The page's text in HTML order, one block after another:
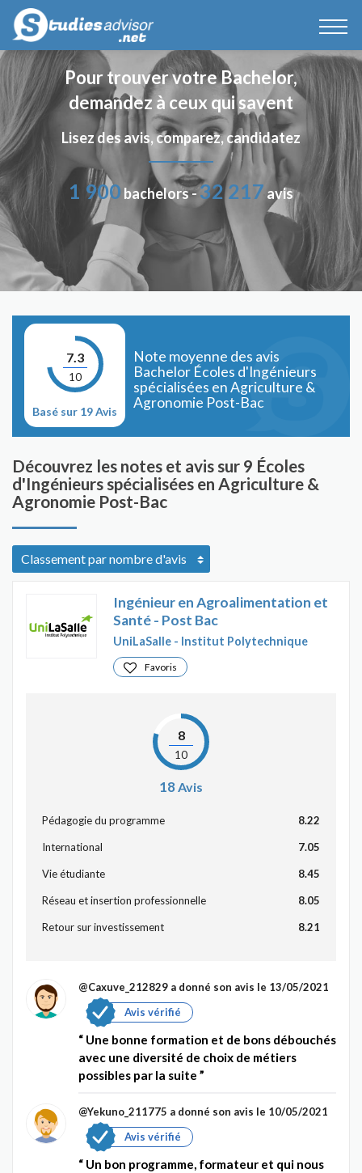
Pour trouver votre Bachelor,
demandez à ceux qui savent
Lisez des avis, comparez, candidatez
1 900 bachelors -32 217 avis
7.3
10
Basé sur 19 Avis
Note moyenne des avis
Bachelor Écoles d'Ingénieurs
spécialisées en Agriculture &
Agronomie Post-Bac
Découvrez les notes et avis sur 9 Écoles
d'Ingénieurs spécialisées en Agriculture &
Agronomie Post-Bac
Ingénieur en Agroalimentation et
Santé - Post Bac
UniLaSalle - Institut Polytechnique
Favoris
8
10
18Avis
Pédagogie du programme 8.22
International 7.05
Vie étudiante 8.45
Réseau et insertion professionnelle 8.05
Retour sur investissement 8.21
@Caxuve_212829 a donné son avis le 13/05/2021
Avis vérifié
Une bonne formation et de bons débouchés
avec une diversité de choix de métiers
possibles par la suite
@Yekuno_211775 a donné son avis le 10/05/2021
Avis vérifié
Un bon programme, formateur et qui nous